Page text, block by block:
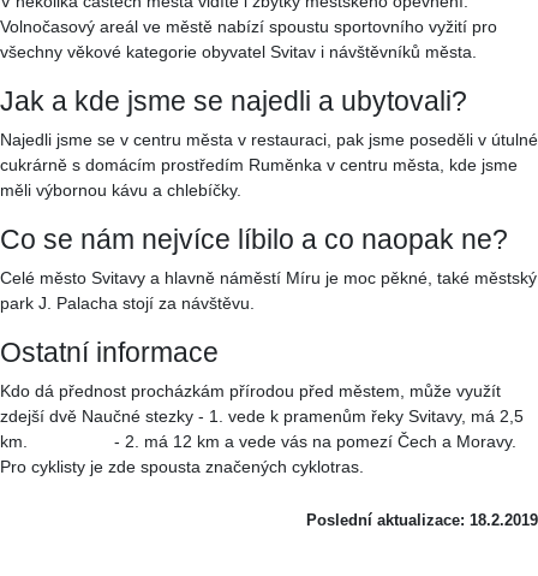
Volnočasový areál ve městě nabízí spoustu sportovního vyžití pro
všechny věkové kategorie obyvatel Svitav i návštěvníků města.
Jak a kde jsme se najedli a ubytovali?
Najedli jsme se v centru města v restauraci, pak jsme poseděli v útulné
cukrárně s domácím prostředím Ruměnka v centru města, kde jsme
měli výbornou kávu a chlebíčky.
Co se nám nejvíce líbilo a co naopak ne?
Celé město Svitavy a hlavně náměstí Míru je moc pěkné, také městský
park J. Palacha stojí za návštěvu.
Ostatní informace
Kdo dá přednost procházkám přírodou před městem, může využít
zdejší dvě Naučné stezky - 1. vede k pramenům řeky Svitavy, má 2,5
km. - 2. má 12 km a vede vás na pomezí Čech a Moravy.
Pro cyklisty je zde spousta značených cyklotras.
Poslední aktualizace: 18.2.2019